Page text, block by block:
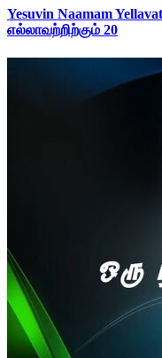
Yesuvin Naamam
எல்லாவற்றிற்கும் 20